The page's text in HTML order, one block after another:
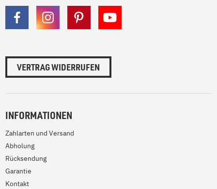
VERTRAG WIDERRUFEN
INFORMATIONEN
Zahlarten und Versand
Abholung
Rücksendung
Garantie
Kontakt